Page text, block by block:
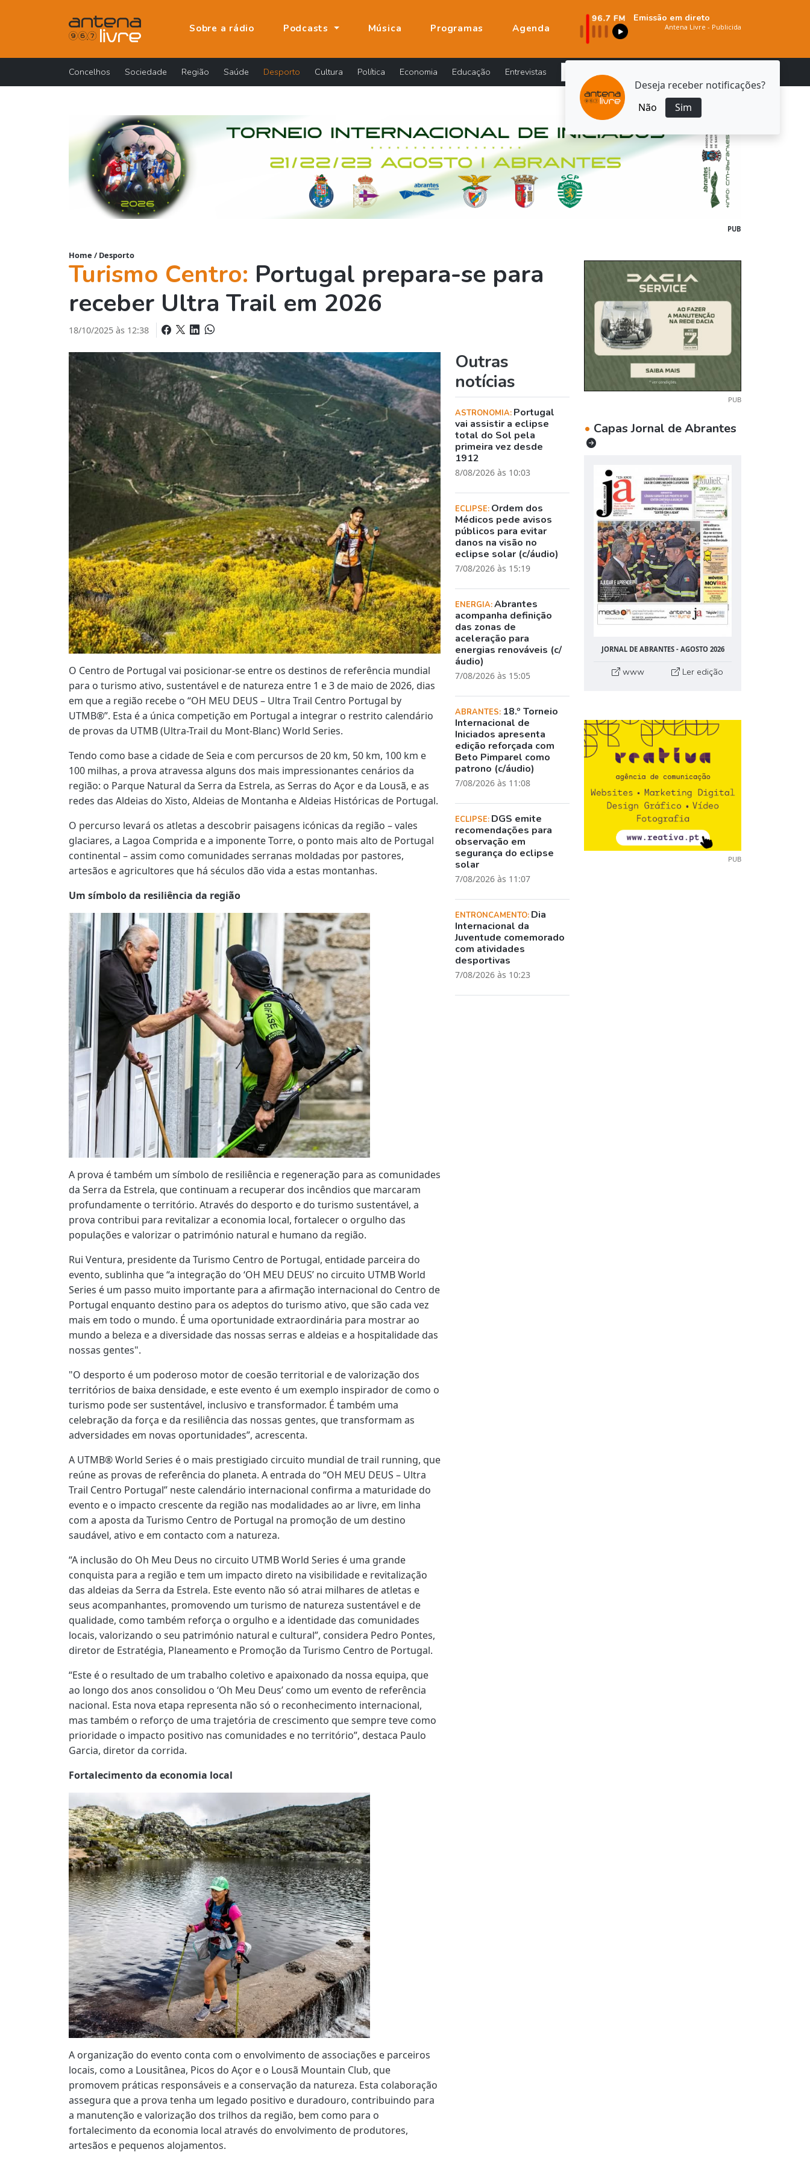
Deseja receber notificações?
Não
Sim
Sobre a rádio Podcasts Música Programas Agenda
Emissão em direto
Concelhos Sociedade Região Saúde Desporto Cultura Política Economia Educação Entrevistas
PUB
Home / Desporto
Turismo Centro: Portugal prepara-se para
receber Ultra Trail em 2026
18/10/2025 às 12:38
O Centro de Portugal vai posicionar-se entre os destinos de referência mundial
para o turismo ativo, sustentável e de natureza entre 1 e 3 de maio de 2026, dias
em que a região recebe o “OH MEU DEUS – Ultra Trail Centro Portugal by
UTMB®”. Esta é a única competição em Portugal a integrar o restrito calendário
de provas da UTMB (Ultra-Trail du Mont-Blanc) World Series.
Tendo como base a cidade de Seia e com percursos de 20 km, 50 km, 100 km e
100 milhas, a prova atravessa alguns dos mais impressionantes cenários da
região: o Parque Natural da Serra da Estrela, as Serras do Açor e da Lousã, e as
redes das Aldeias do Xisto, Aldeias de Montanha e Aldeias Históricas de Portugal.
O percurso levará os atletas a descobrir paisagens icónicas da região – vales
glaciares, a Lagoa Comprida e a imponente Torre, o ponto mais alto de Portugal
continental – assim como comunidades serranas moldadas por pastores,
artesãos e agricultores que há séculos dão vida a estas montanhas.
Um símbolo da resiliência da região
A prova é também um símbolo de resiliência e regeneração para as comunidades
da Serra da Estrela, que continuam a recuperar dos incêndios que marcaram
profundamente o território. Através do desporto e do turismo sustentável, a
prova contribui para revitalizar a economia local, fortalecer o orgulho das
populações e valorizar o património natural e humano da região.
Rui Ventura, presidente da Turismo Centro de Portugal, entidade parceira do
evento, sublinha que “a integração do ‘OH MEU DEUS’ no circuito UTMB World
Series é um passo muito importante para a afirmação internacional do Centro de
Portugal enquanto destino para os adeptos do turismo ativo, que são cada vez
mais em todo o mundo. É uma oportunidade extraordinária para mostrar ao
mundo a beleza e a diversidade das nossas serras e aldeias e a hospitalidade das
nossas gentes".
"O desporto é um poderoso motor de coesão territorial e de valorização dos
territórios de baixa densidade, e este evento é um exemplo inspirador de como o
turismo pode ser sustentável, inclusivo e transformador. É também uma
celebração da força e da resiliência das nossas gentes, que transformam as
adversidades em novas oportunidades”, acrescenta.
A UTMB® World Series é o mais prestigiado circuito mundial de trail running, que
reúne as provas de referência do planeta. A entrada do “OH MEU DEUS – Ultra
Trail Centro Portugal” neste calendário internacional confirma a maturidade do
evento e o impacto crescente da região nas modalidades ao ar livre, em linha
com a aposta da Turismo Centro de Portugal na promoção de um destino
saudável, ativo e em contacto com a natureza.
“A inclusão do Oh Meu Deus no circuito UTMB World Series é uma grande
conquista para a região e tem um impacto direto na visibilidade e revitalização
das aldeias da Serra da Estrela. Este evento não só atrai milhares de atletas e
seus acompanhantes, promovendo um turismo de natureza sustentável e de
qualidade, como também reforça o orgulho e a identidade das comunidades
locais, valorizando o seu património natural e cultural”, considera Pedro Pontes,
diretor de Estratégia, Planeamento e Promoção da Turismo Centro de Portugal.
“Este é o resultado de um trabalho coletivo e apaixonado da nossa equipa, que
ao longo dos anos consolidou o ‘Oh Meu Deus’ como um evento de referência
nacional. Esta nova etapa representa não só o reconhecimento internacional,
mas também o reforço de uma trajetória de crescimento que sempre teve como
prioridade o impacto positivo nas comunidades e no território”, destaca Paulo
Garcia, diretor da corrida.
Fortalecimento da economia local
A organização do evento conta com o envolvimento de associações e parceiros
locais, como a Lousitânea, Picos do Açor e o Lousã Mountain Club, que
promovem práticas responsáveis e a conservação da natureza. Esta colaboração
assegura que a prova tenha um legado positivo e duradouro, contribuindo para
a manutenção e valorização dos trilhos da região, bem como para o
fortalecimento da economia local através do envolvimento de produtores,
artesãos e pequenos alojamentos.
Outras
notícias
ASTRONOMIA: Portugal
vai assistir a eclipse
total do Sol pela
primeira vez desde
1912
8/08/2026 às 10:03
ECLIPSE: Ordem dos
Médicos pede avisos
públicos para evitar
danos na visão no
eclipse solar (c/áudio)
7/08/2026 às 15:19
ENERGIA:Abrantes
acompanha definição
das zonas de
aceleração para
energias renováveis (c/
áudio)
7/08/2026 às 15:05
ABRANTES: 18.º Torneio
Internacional de
Iniciados apresenta
edição reforçada com
Beto Pimparel como
patrono (c/áudio)
7/08/2026 às 11:08
ECLIPSE: DGS emite
recomendações para
observação em
segurança do eclipse
solar
7/08/2026 às 11:07
ENTRONCAMENTO: Dia
Internacional da
Juventude comemorado
com atividades
desportivas
7/08/2026 às 10:23
PUB
• Capas Jornal de Abrantes
JORNAL DE ABRANTES - AGOSTO 2026
www Ler edição
PUB